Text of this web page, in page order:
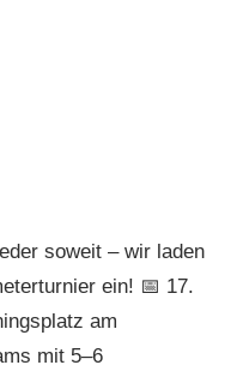
soweit – wir laden
ein! 📅 17.
am
mit 5–6